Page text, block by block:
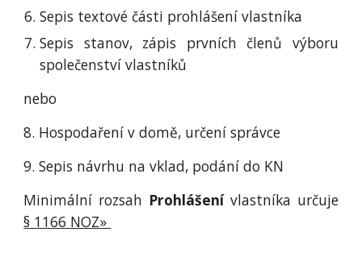
Sepis textové části prohlášení vlastníka
Sepis stanov, zápis prvních členů výboru
společenství vlastníků
nebo
8. Hospodaření v domě, určení správce
9. Sepis návrhu na vklad, podání do KN
Minimální rozsah Prohlášenívlastníka určuje
§ 1166 NOZ»